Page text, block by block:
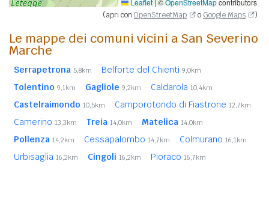
(apri con OpenStreetMap o Google Maps )
Le mappe dei comuni vicini a San Severino
Marche
Serrapetrona 5,8km Belforte del Chienti 9,0km
Tolentino 9,1km Gagliole 9,2km Caldarola 10,4km
Castelraimondo 10,5km Camporotondo di Fiastrone 12,7km
Camerino 13,3km Treia 14,0km Matelica 14,0km
Pollenza 14,2km Cessapalombo 14,7km Colmurano 16,1km
Urbisaglia 16,2km Cingoli 16,2km Pioraco 16,7km